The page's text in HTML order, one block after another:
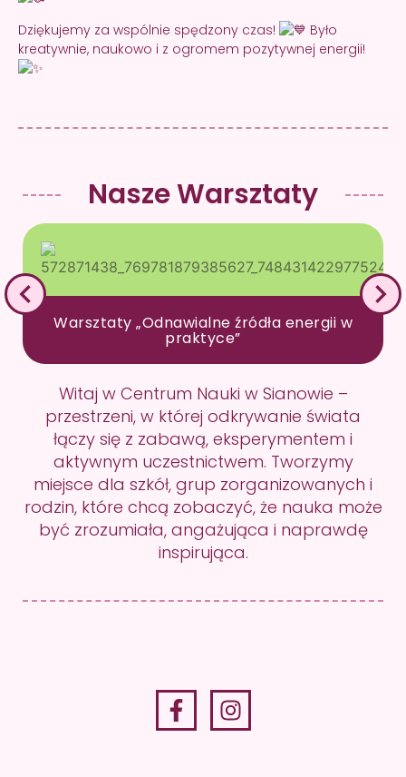
Dziękujemy za wspólnie spędzony czas!
Było
kreatywnie, naukowo i z ogromem pozytywnej energii!
Nasze Warsztaty
Warsztaty „Odnawialne źródła energii w
praktyce”
Witaj w Centrum Nauki w Sianowie –
przestrzeni, w której odkrywanie świata
łączy się z zabawą, eksperymentem i
aktywnym uczestnictwem. Tworzymy
miejsce dla szkół, grup zorganizowanych i
rodzin, które chcą zobaczyć, że nauka może
być zrozumiała, angażująca i naprawdę
inspirująca.